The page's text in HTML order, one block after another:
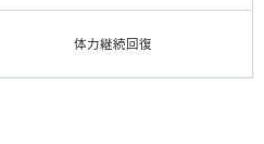
体力継続回復